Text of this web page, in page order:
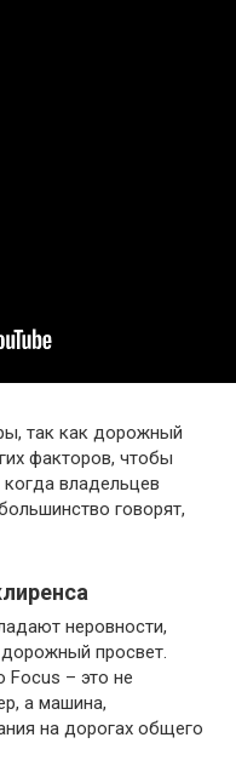
так как дорожный
факторов, чтобы
владельцев
говорят,
неровности,
просвет.
– это не
а машина,
на дорогах общего